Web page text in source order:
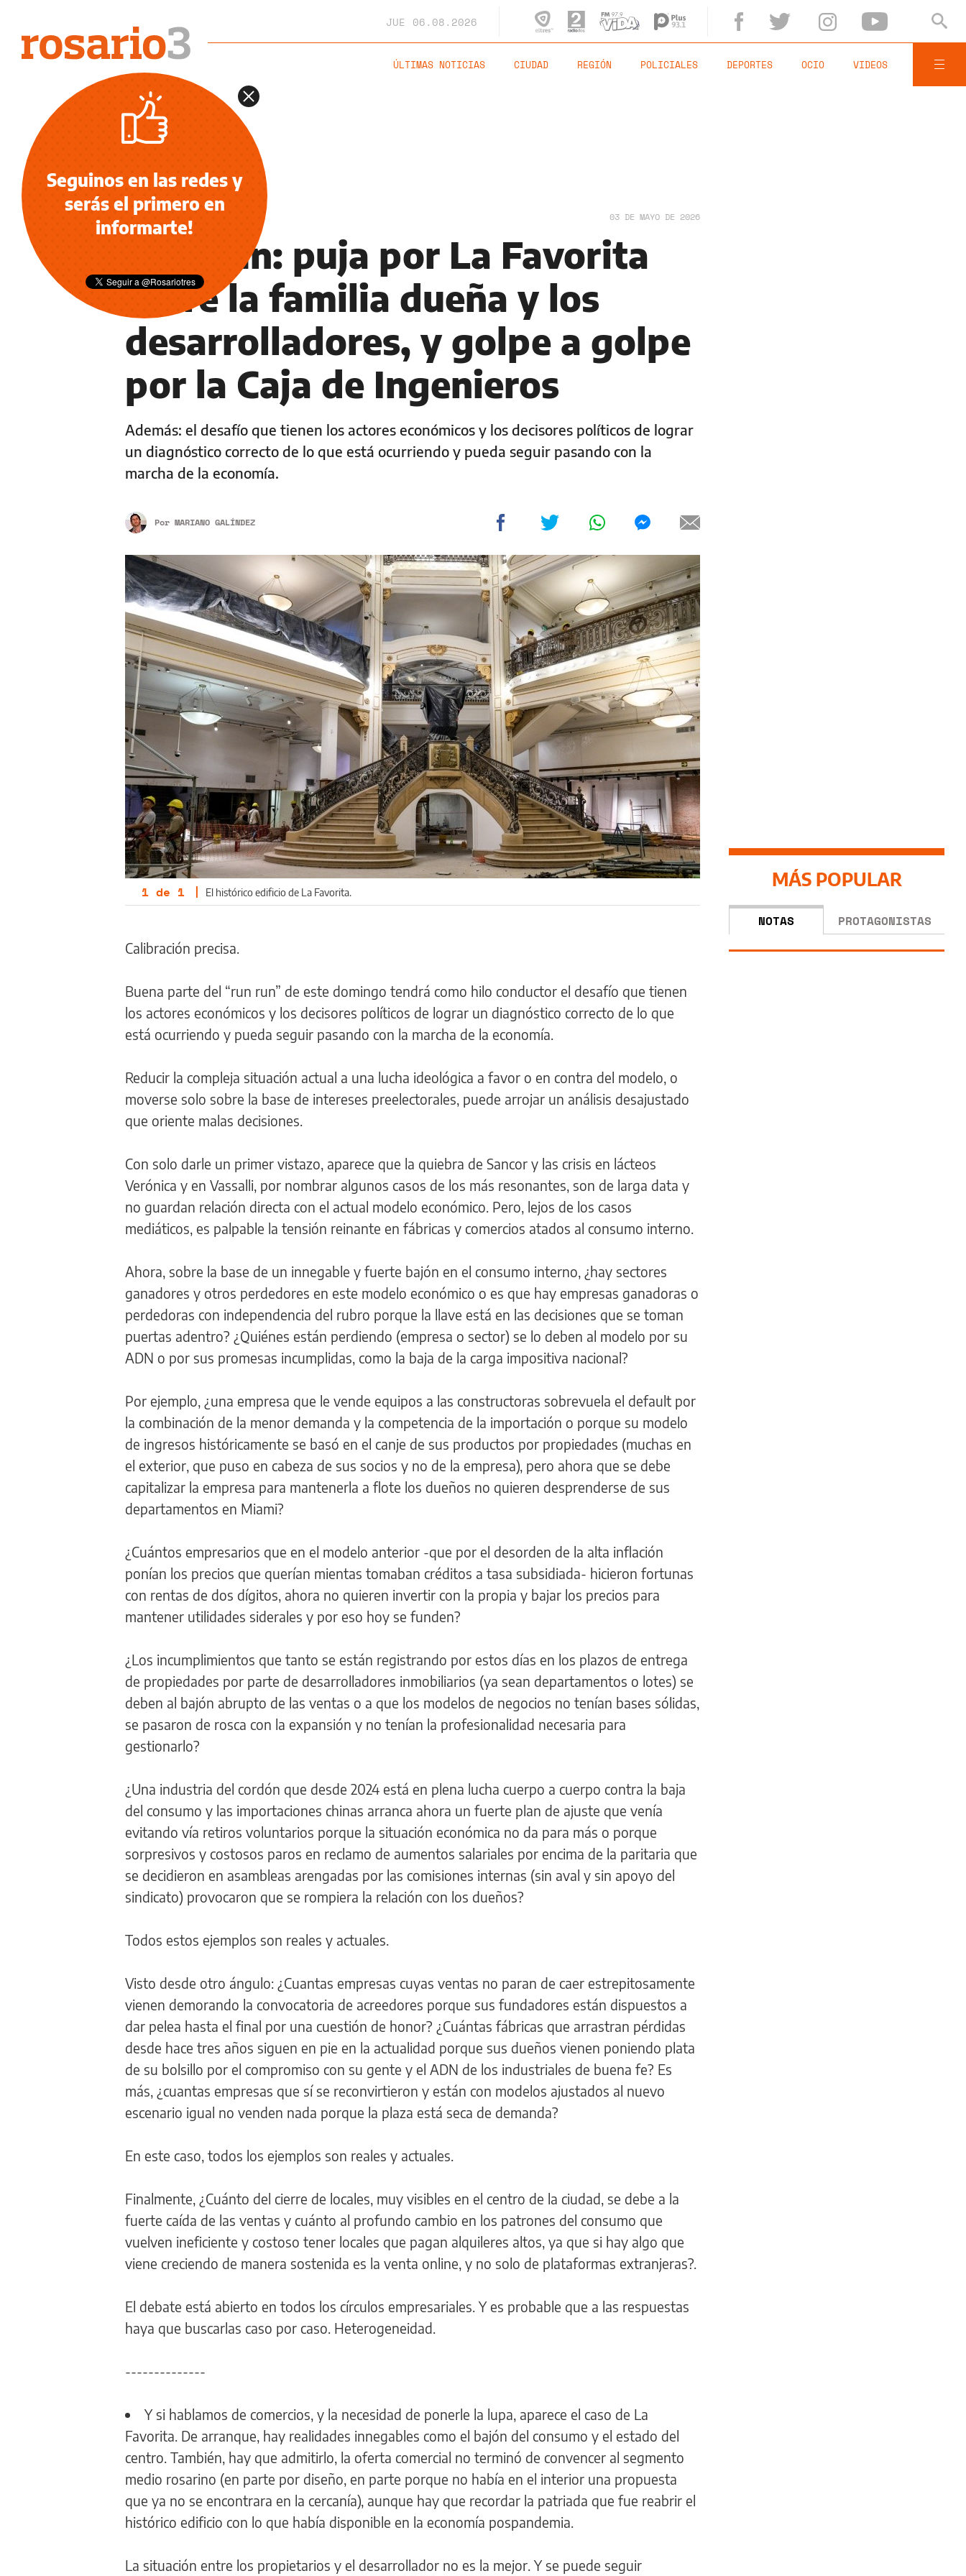
JUE 06.08.2026
ÚLTIMAS NOTICIAS CIUDAD REGIÓN POLICIALES DEPORTES OCIO VIDEOS
ECONOMÍA NEGOCIOS AGRO 03 DE MAYO DE 2026
Run Run: puja por La Favorita
entre la familia dueña y los
desarrolladores, y golpe a golpe
por la Caja de Ingenieros
Además: el desafío que tienen los actores económicos y los decisores políticos de lograr
un diagnóstico correcto de lo que está ocurriendo y pueda seguir pasando con la
marcha de la economía.
Por MARIANO GALÍNDEZ
1 de 1 | El histórico edificio de La Favorita.
Calibración precisa.
Buena parte del “run run” de este domingo tendrá como hilo conductor el desafío que tienen
los actores económicos y los decisores políticos de lograr un diagnóstico correcto de lo que
está ocurriendo y pueda seguir pasando con la marcha de la economía.
Reducir la compleja situación actual a una lucha ideológica a favor o en contra del modelo, o
moverse solo sobre la base de intereses preelectorales, puede arrojar un análisis desajustado
que oriente malas decisiones.
Con solo darle un primer vistazo, aparece que la quiebra de Sancor y las crisis en lácteos
Verónica y en Vassalli, por nombrar algunos casos de los más resonantes, son de larga data y
no guardan relación directa con el actual modelo económico. Pero, lejos de los casos
mediáticos, es palpable la tensión reinante en fábricas y comercios atados al consumo interno.
Ahora, sobre la base de un innegable y fuerte bajón en el consumo interno, ¿hay sectores
ganadores y otros perdedores en este modelo económico o es que hay empresas ganadoras o
perdedoras con independencia del rubro porque la llave está en las decisiones que se toman
puertas adentro? ¿Quiénes están perdiendo (empresa o sector) se lo deben al modelo por su
ADN o por sus promesas incumplidas, como la baja de la carga impositiva nacional?
Por ejemplo, ¿una empresa que le vende equipos a las constructoras sobrevuela el default por
la combinación de la menor demanda y la competencia de la importación o porque su modelo
de ingresos históricamente se basó en el canje de sus productos por propiedades (muchas en
el exterior, que puso en cabeza de sus socios y no de la empresa), pero ahora que se debe
capitalizar la empresa para mantenerla a flote los dueños no quieren desprenderse de sus
departamentos en Miami?
¿Cuántos empresarios que en el modelo anterior -que por el desorden de la alta inflación
ponían los precios que querían mientas tomaban créditos a tasa subsidiada- hicieron fortunas
con rentas de dos dígitos, ahora no quieren invertir con la propia y bajar los precios para
mantener utilidades siderales y por eso hoy se funden?
¿Los incumplimientos que tanto se están registrando por estos días en los plazos de entrega
de propiedades por parte de desarrolladores inmobiliarios (ya sean departamentos o lotes) se
deben al bajón abrupto de las ventas o a que los modelos de negocios no tenían bases sólidas,
se pasaron de rosca con la expansión y no tenían la profesionalidad necesaria para
gestionarlo?
¿Una industria del cordón que desde 2024 está en plena lucha cuerpo a cuerpo contra la baja
del consumo y las importaciones chinas arranca ahora un fuerte plan de ajuste que venía
evitando vía retiros voluntarios porque la situación económica no da para más o porque
sorpresivos y costosos paros en reclamo de aumentos salariales por encima de la paritaria que
se decidieron en asambleas arengadas por las comisiones internas (sin aval y sin apoyo del
sindicato) provocaron que se rompiera la relación con los dueños?
Todos estos ejemplos son reales y actuales.
Visto desde otro ángulo: ¿Cuantas empresas cuyas ventas no paran de caer estrepitosamente
vienen demorando la convocatoria de acreedores porque sus fundadores están dispuestos a
dar pelea hasta el final por una cuestión de honor? ¿Cuántas fábricas que arrastran pérdidas
desde hace tres años siguen en pie en la actualidad porque sus dueños vienen poniendo plata
de su bolsillo por el compromiso con su gente y el ADN de los industriales de buena fe? Es
más, ¿cuantas empresas que sí se reconvirtieron y están con modelos ajustados al nuevo
escenario igual no venden nada porque la plaza está seca de demanda?
En este caso, todos los ejemplos son reales y actuales.
Finalmente, ¿Cuánto del cierre de locales, muy visibles en el centro de la ciudad, se debe a la
fuerte caída de las ventas y cuánto al profundo cambio en los patrones del consumo que
vuelven ineficiente y costoso tener locales que pagan alquileres altos, ya que si hay algo que
viene creciendo de manera sostenida es la venta online, y no solo de plataformas extranjeras?.
El debate está abierto en todos los círculos empresariales. Y es probable que a las respuestas
haya que buscarlas caso por caso. Heterogeneidad.
--------------
Y si hablamos de comercios, y la necesidad de ponerle la lupa, aparece el caso de La
Favorita. De arranque, hay realidades innegables como el bajón del consumo y el estado del
centro. También, hay que admitirlo, la oferta comercial no terminó de convencer al segmento
medio rosarino (en parte por diseño, en parte porque no había en el interior una propuesta
que ya no se encontrara en la cercanía), aunque hay que recordar la patriada que fue reabrir el
histórico edificio con lo que había disponible en la economía pospandemia.
La situación entre los propietarios y el desarrollador no es la mejor. Y se puede seguir
MÁS POPULAR
NOTAS PROTAGONISTAS
Seguinos en las redes y
serás el primero en
informarte!